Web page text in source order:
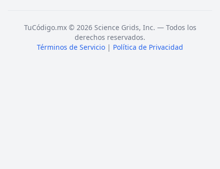
TuCódigo.mx © 2026 Science Grids, Inc. — Todos los
derechos reservados.
Términos de Servicio | Política de Privacidad